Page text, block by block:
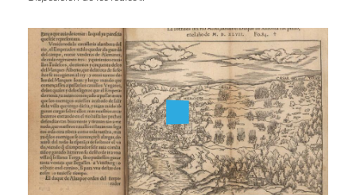
señor
don
Luis
de
Avuila
Zuñiga,
1550.
Disposición